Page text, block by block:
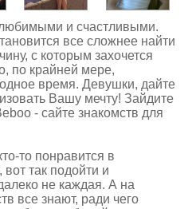
и счастливыми.
все сложнее найти
с которым захочется
по крайней мере,
время. Девушки, дайте
Вашу мечту! Зайдите
- сайте знакомств для
то понравится в
так подойти и
не каждая. А на
все знают, ради чего